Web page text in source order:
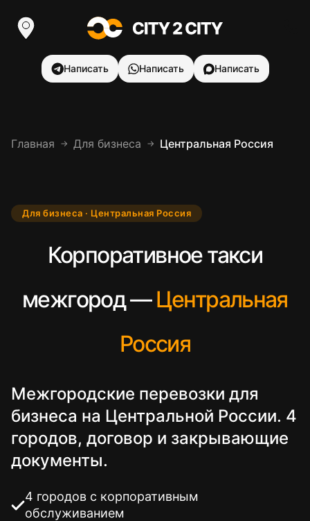
Написать Написать Написать
Главная → Для бизнеса → Центральная Россия
Для бизнеса · Центральная Россия
Корпоративное такси
межгород —Центральная
Россия
Межгородские перевозки для
бизнеса на Центральной России. 4
городов, договор и закрывающие
документы.
4 городов с корпоративным
обслуживанием